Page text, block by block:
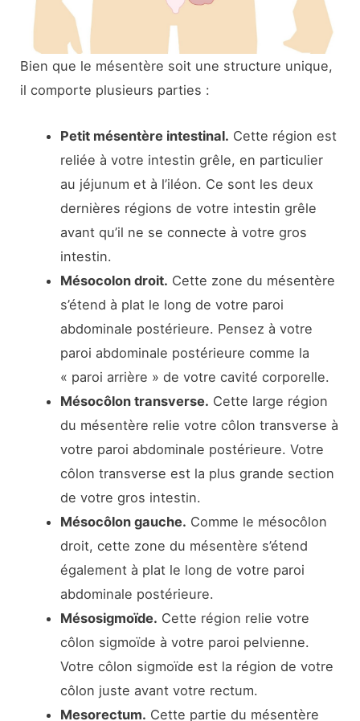
Bien que le mésentère soit une structure unique,
il comporte plusieurs parties :
Petit mésentère intestinal. Cette région est
reliée à votre intestin grêle, en particulier
au jéjunum et à l’iléon. Ce sont les deux
dernières régions de votre intestin grêle
avant qu’il ne se connecte à votre gros
intestin.
Mésocolon droit. Cette zone du mésentère
s’étend à plat le long de votre paroi
abdominale postérieure. Pensez à votre
paroi abdominale postérieure comme la
« paroi arrière » de votre cavité corporelle.
Mésocôlon transverse. Cette large région
du mésentère relie votre côlon transverse à
votre paroi abdominale postérieure. Votre
côlon transverse est la plus grande section
de votre gros intestin.
Mésocôlon gauche. Comme le mésocôlon
droit, cette zone du mésentère s’étend
également à plat le long de votre paroi
abdominale postérieure.
Mésosigmoïde. Cette région relie votre
côlon sigmoïde à votre paroi pelvienne.
Votre côlon sigmoïde est la région de votre
côlon juste avant votre rectum.
Mesorectum. Cette partie du mésentère